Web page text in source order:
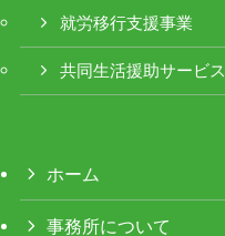
就労移行支援事業
共同生活援助サービス
ホーム
事務所について